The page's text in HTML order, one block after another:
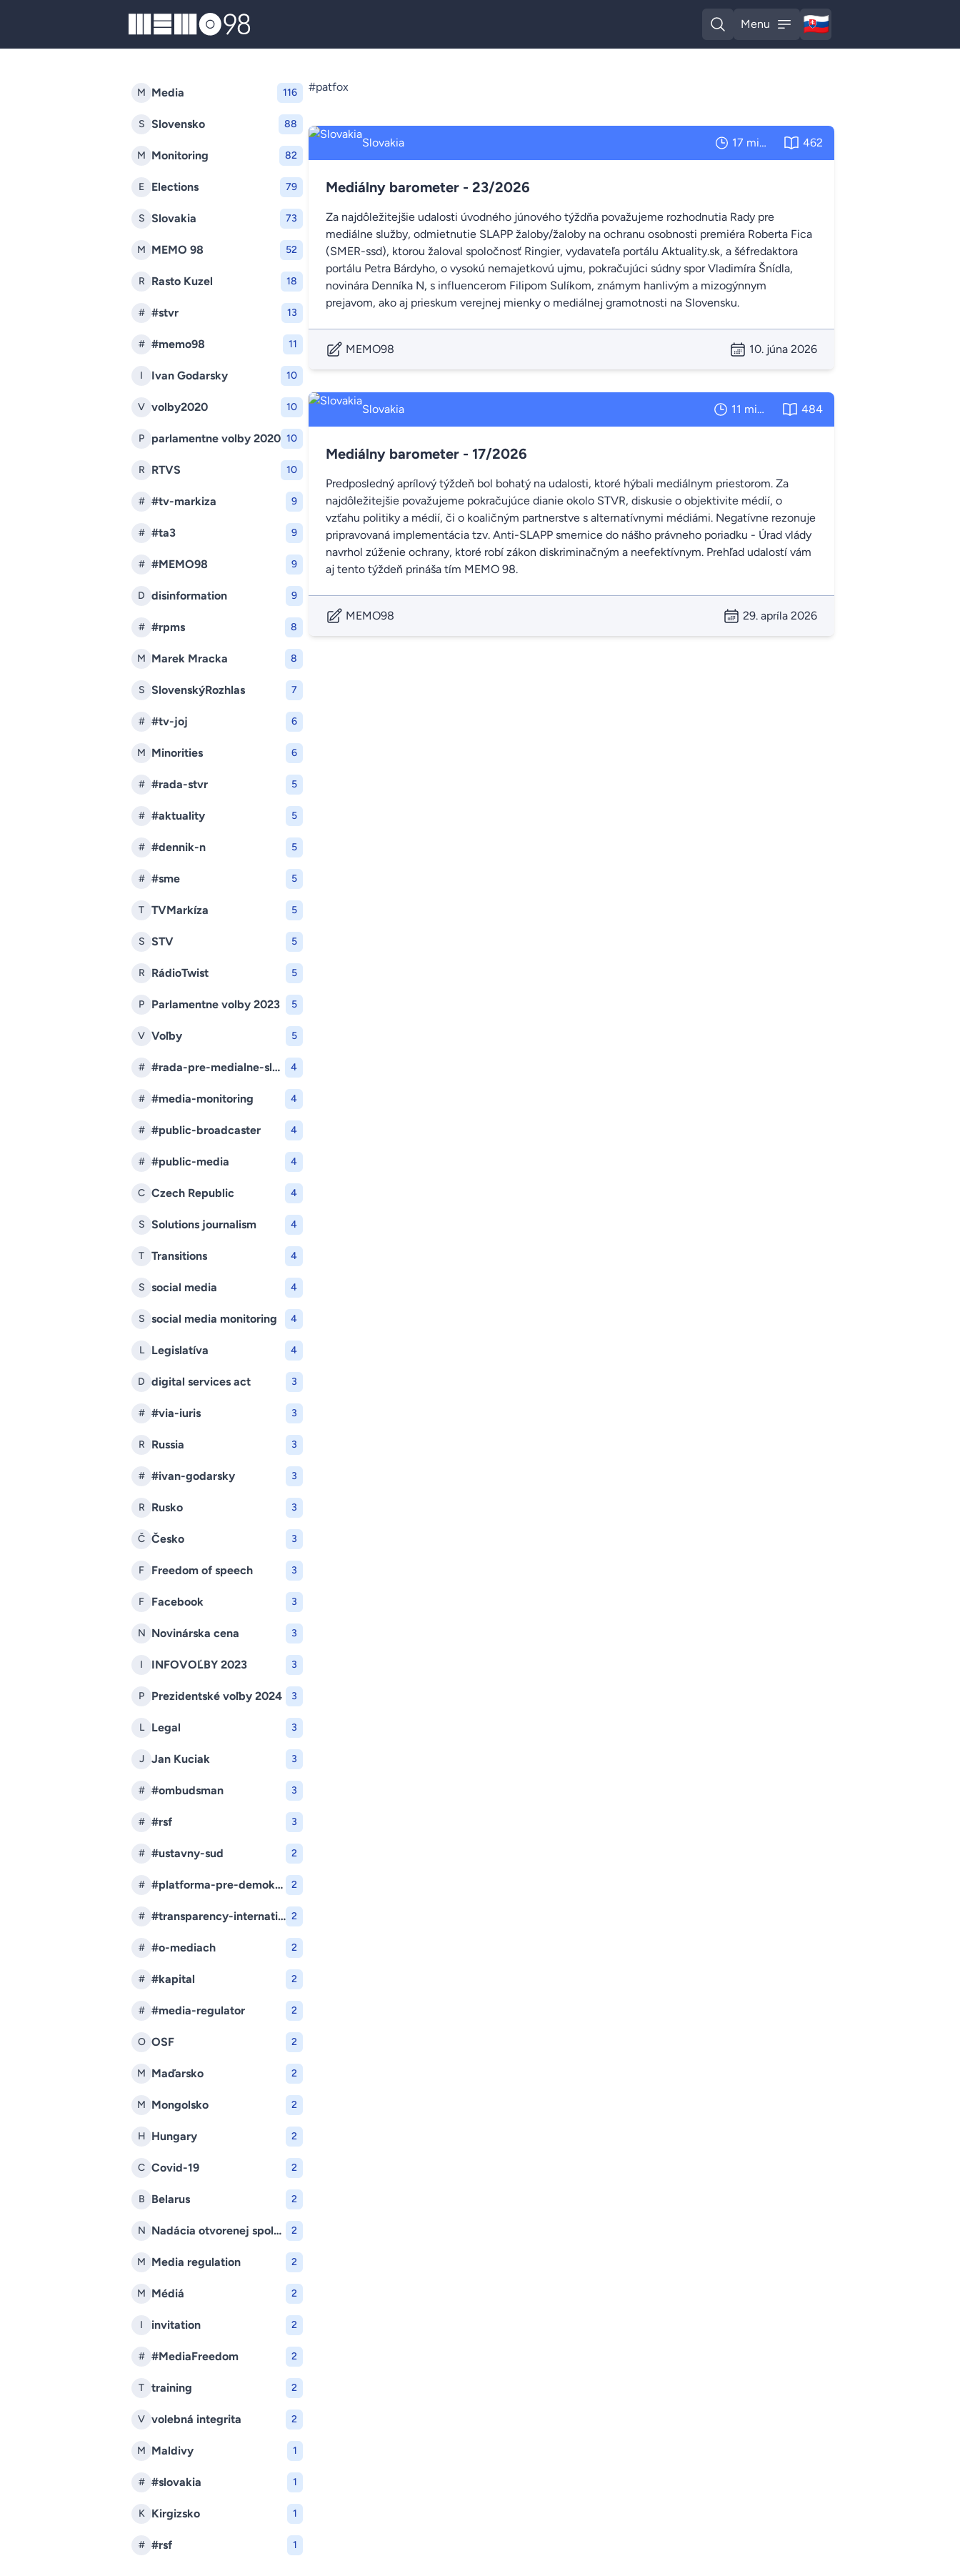
MEMO98
Open search
Menu
Open menu
🇸🇰
Slovak
M Media 116
S Slovensko 88
M Monitoring 82
E Elections 79
S Slovakia 73
M MEMO 98 52
R Rasto Kuzel 18
# #stvr 13
# #memo98 11
I Ivan Godarsky 10
V volby2020 10
P parlamentne volby 2020 10
R RTVS 10
# #tv-markiza 9
# #ta3 9
# #MEMO98 9
D disinformation 9
# #rpms 8
M Marek Mracka 8
S SlovenskýRozhlas 7
# #tv-joj 6
M Minorities 6
# #rada-stvr 5
# #aktuality 5
# #dennik-n 5
# #sme 5
T TVMarkíza 5
S STV 5
R RádioTwist 5
P Parlamentne volby 2023 5
V Voľby 5
# #rada-pre-medialne-sluzby 4
# #media-monitoring 4
# #public-broadcaster 4
# #public-media 4
C Czech Republic 4
S Solutions journalism 4
T Transitions 4
S social media 4
S social media monitoring 4
L Legislatíva 4
D digital services act 3
# #via-iuris 3
R Russia 3
# #ivan-godarsky 3
R Rusko 3
Č Česko 3
F Freedom of speech 3
F Facebook 3
N Novinárska cena 3
I INFOVOĽBY 2023 3
P Prezidentské voľby 2024 3
L Legal 3
J Jan Kuciak 3
# #ombudsman 3
# #rsf 3
# #ustavny-sud 2
# #platforma-pre-demokraciu 2
# #transparency-international-slovensko 2
# #o-mediach 2
# #kapital 2
# #media-regulator 2
O OSF 2
M Maďarsko 2
M Mongolsko 2
H Hungary 2
C Covid-19 2
B Belarus 2
N Nadácia otvorenej spoločnosti 2
M Media regulation 2
M Médiá 2
I invitation 2
# #MediaFreedom 2
T training 2
V volebná integrita 2
M Maldivy 1
# #slovakia 1
K Kirgizsko 1
# #rsf 1
#patfox
Slovakia 17 minút 462
Mediálny barometer - 23/2026
Za najdôležitejšie udalosti úvodného júnového týždňa považujeme rozhodnutia Rady pre
mediálne služby, odmietnutie SLAPP žaloby/žaloby na ochranu osobnosti premiéra Roberta Fica
(SMER-ssd), ktorou žaloval spoločnosť Ringier, vydavateľa portálu Aktuality.sk, a šéfredaktora
portálu Petra Bárdyho, o vysokú nemajetkovú ujmu, pokračujúci súdny spor Vladimíra Šnídla,
novinára Denníka N, s influencerom Filipom Sulíkom, známym hanlivým a mizogýnnym
prejavom, ako aj prieskum verejnej mienky o mediálnej gramotnosti na Slovensku.
MEMO98 10. júna 2026
Slovakia 11 minút 484
Mediálny barometer - 17/2026
Predposledný aprílový týždeň bol bohatý na udalosti, ktoré hýbali mediálnym priestorom. Za
najdôležitejšie považujeme pokračujúce dianie okolo STVR, diskusie o objektivite médií, o
vzťahu politiky a médií, či o koaličným partnerstve s alternatívnymi médiámi. Negatívne rezonuje
pripravovaná implementácia tzv. Anti-SLAPP smernice do nášho právneho poriadku - Úrad vlády
navrhol zúženie ochrany, ktoré robí zákon diskriminačným a neefektívnym. Prehľad udalostí vám
aj tento týždeň prináša tím MEMO 98.
MEMO98 29. apríla 2026